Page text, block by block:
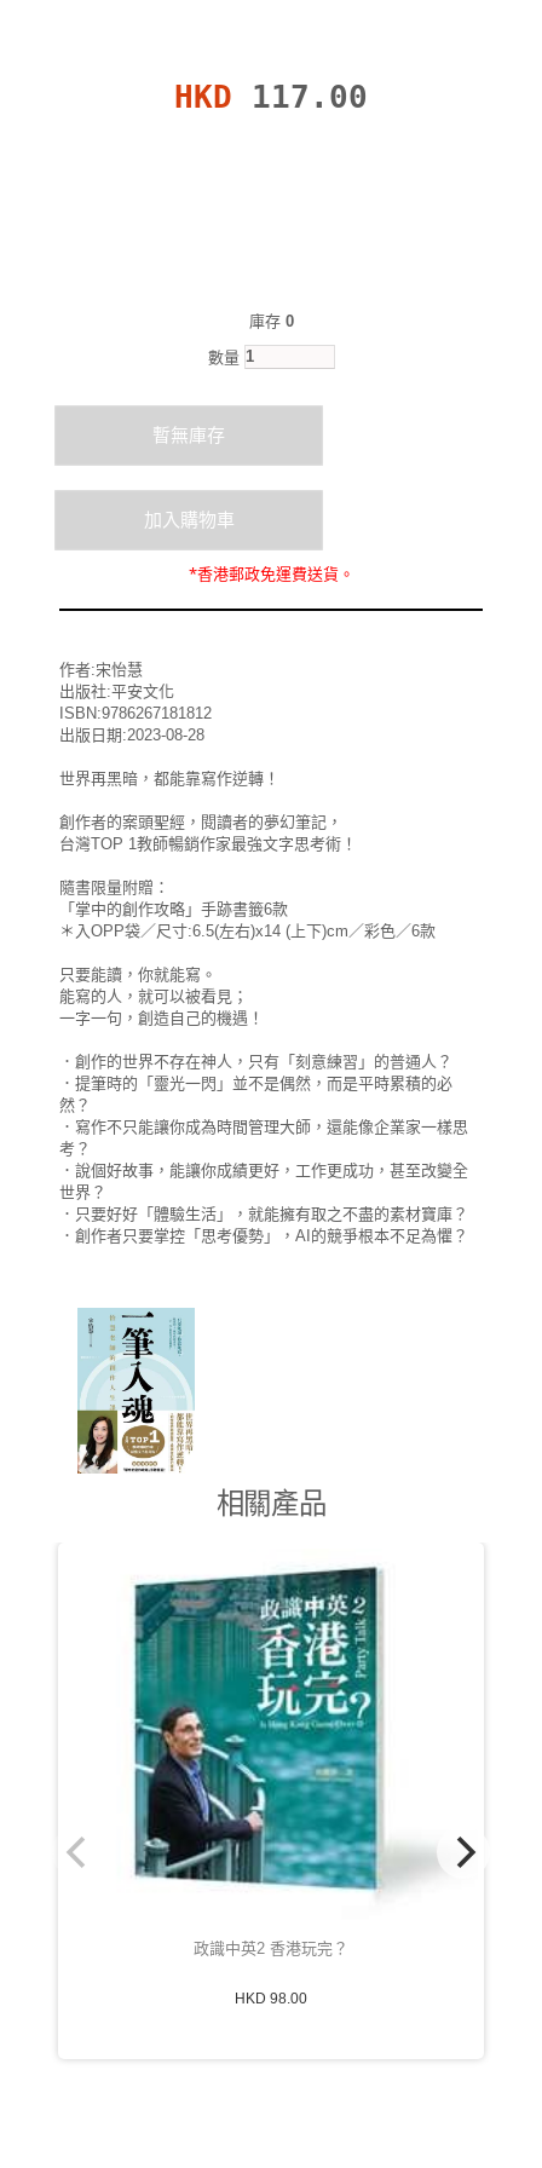
HKD 117.00
庫存 0
數量
*香港郵政免運費送貨。
作者:宋怡慧
出版社:平安文化
ISBN:9786267181812
出版日期:2023-08-28
世界再黑暗，都能靠寫作逆轉！
創作者的案頭聖經，閱讀者的夢幻筆記，
台灣TOP 1教師暢銷作家最強文字思考術！
隨書限量附贈：
「掌中的創作攻略」手跡書籤6款
＊入OPP袋／尺寸:6.5(左右)x14 (上下)cm／彩色／6款
只要能讀，你就能寫。
能寫的人，就可以被看見；
一字一句，創造自己的機遇！
．創作的世界不存在神人，只有「刻意練習」的普通人？
．提筆時的「靈光一閃」並不是偶然，而是平時累積的必
然？
．寫作不只能讓你成為時間管理大師，還能像企業家一樣思
考？
．說個好故事，能讓你成績更好，工作更成功，甚至改變全
世界？
．只要好好「體驗生活」，就能擁有取之不盡的素材寶庫？
．創作者只要掌控「思考優勢」，AI的競爭根本不足為懼？
相關產品
政識中英2 香港玩完？
HKD 98.00